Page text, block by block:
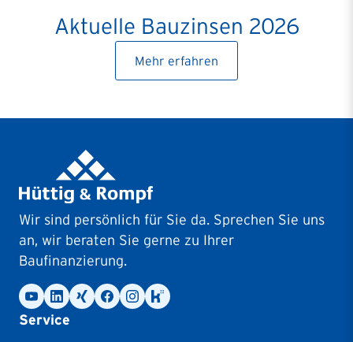
Aktuelle Bauzinsen 2026
Mehr erfahren
Wir sind persönlich für Sie da. Sprechen Sie uns
an, wir beraten Sie gerne zu Ihrer
Baufinanzierung.
Service